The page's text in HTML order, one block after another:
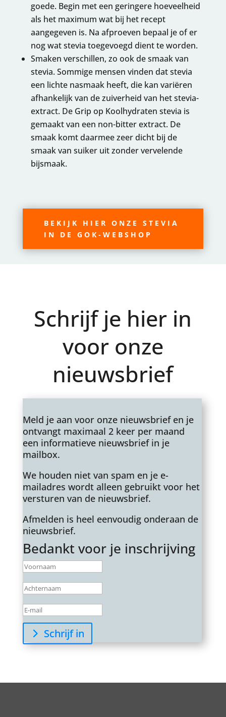
goede. Begin met een geringere hoeveelheid
als het maximum wat bij het recept
aangegeven is. Na afproeven bepaal je of er
nog wat stevia toegevoegd dient te worden.
Smaken verschillen, zo ook de smaak van
stevia. Sommige mensen vinden dat stevia
een lichte nasmaak heeft, die kan variëren
afhankelijk van de zuiverheid van het stevia-
extract. De Grip op Koolhydraten stevia is
gemaakt van een non-bitter extract. De
smaak komt daarmee zeer dicht bij de
smaak van suiker uit zonder vervelende
bijsmaak.
BEKIJK HIER ONZE STEVIA
IN DE GOK-WEBSHOP
Schrijf je hier in
voor onze
nieuwsbrief
Meld je aan voor onze nieuwsbrief en je
ontvangt maximaal 2 keer per maand
een informatieve nieuwsbrief in je
mailbox.
We houden niet van spam en je e-
mailadres wordt alleen gebruikt voor het
versturen van de nieuwsbrief.
Afmelden is heel eenvoudig onderaan de
nieuwsbrief.
Bedankt voor je inschrijving
Schrijf in